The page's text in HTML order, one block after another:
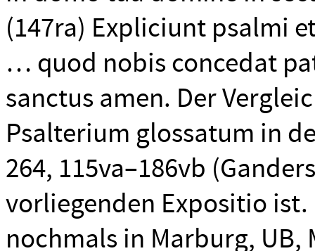
(147ra) Expliciunt psalmi
… quod nobis concedat
sanctus amen. Der
Psalterium glossatum in
264, 115va–186vb
vorliegenden Expositio
nochmals in Marburg, UB,